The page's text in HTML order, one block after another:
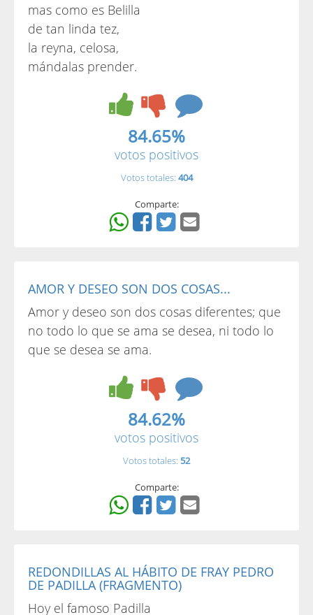
mas como es Belilla
de tan linda tez,
la reyna, celosa,
mándalas prender.
84.65%
votos positivos
Votos totales: 404
Comparte:
AMOR Y DESEO SON DOS COSAS...
Amor y deseo son dos cosas diferentes; que
no todo lo que se ama se desea, ni todo lo
que se desea se ama.
84.62%
votos positivos
Votos totales: 52
Comparte:
REDONDILLAS AL HÁBITO DE FRAY PEDRO
DE PADILLA (FRAGMENTO)
Hoy el famoso Padilla